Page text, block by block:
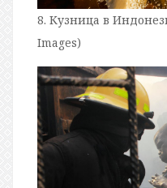
8. Кузница в
Images)